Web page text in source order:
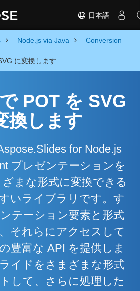
日本語
Node.js via Java Conversion
に変換します
POT を SVG
換します
for Node.js
プレゼンテーションを
まな形式に変換できる
いライブラリです。す
テーション要素と形式
それらにアクセスして
豊富な API を提供しま
イドをさまざまな形式
して、さらに処理した